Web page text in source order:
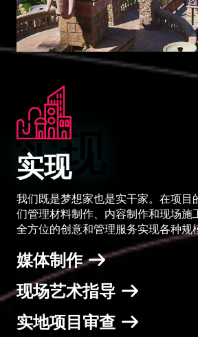
实现
实现
我们既是梦想家也是实干家。在项目
们管理材料制作、内容制作和现场施
全方位的创意和管理服务实现各种规
媒体制作
现场艺术指导
实地项目审查